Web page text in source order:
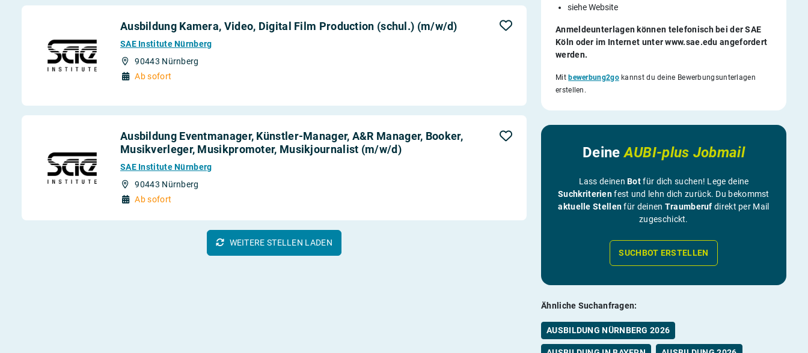
siehe Website
Anmeldeunterlagen können telefonisch bei der SAE
Köln oder im Internet unter www.sae.edu angefordert
werden.
Mitbewerbung2gokannst du deine Bewerbungsunterlagen
erstellen.
DeineAUBI-plus Jobmail
Lass deinenBotfür dich suchen! Lege deine
Suchkriterienfest und lehn dich zurück. Du bekommst
aktuelle Stellenfür deinen Traumberuf direkt per Mail
zugeschickt.
SUCHBOT ERSTELLEN
Ähnliche Suchanfragen:
AUSBILDUNG NÜRNBERG 2026
Ausbildung Kamera, Video, Digital Film Production (schul.) (m/w/d)
SAE Institute Nürnberg
90443 Nürnberg
Ab sofort
Ausbildung Eventmanager, Künstler-Manager, A&R Manager, Booker,
Musikverleger, Musikpromoter, Musikjournalist (m/w/d)
SAE Institute Nürnberg
90443 Nürnberg
Ab sofort
WEITERE STELLEN LADEN